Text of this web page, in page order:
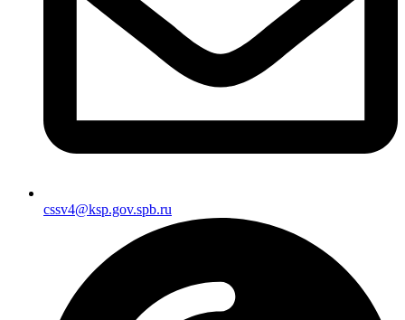
cssv4@ksp.gov.spb.ru